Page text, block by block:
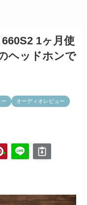
1ヶ月使
ヘッドホンで
オーディオレビュー